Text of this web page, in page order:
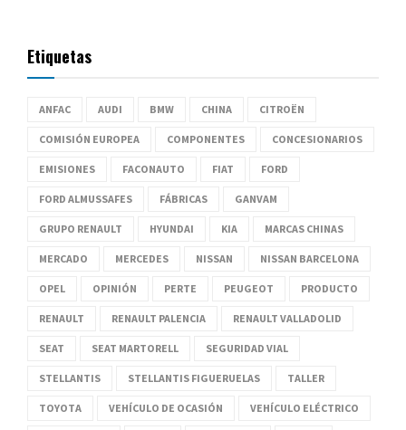
Etiquetas
ANFAC AUDI BMW CHINA CITROËN
COMISIÓN EUROPEA COMPONENTES CONCESIONARIOS
EMISIONES FACONAUTO FIAT FORD
FORD ALMUSSAFES FÁBRICAS GANVAM
GRUPO RENAULT HYUNDAI KIA MARCAS CHINAS
MERCADO MERCEDES NISSAN NISSAN BARCELONA
OPEL OPINIÓN PERTE PEUGEOT PRODUCTO
RENAULT RENAULT PALENCIA RENAULT VALLADOLID
SEAT SEAT MARTORELL SEGURIDAD VIAL
STELLANTIS STELLANTIS FIGUERUELAS TALLER
TOYOTA VEHÍCULO DE OCASIÓN VEHÍCULO ELÉCTRICO